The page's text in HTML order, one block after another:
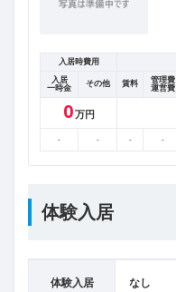
入居時費用
入居
一時金
その他 賃料
管理費
運営費
0 万円
- - - -
体験入居
体験入居 なし